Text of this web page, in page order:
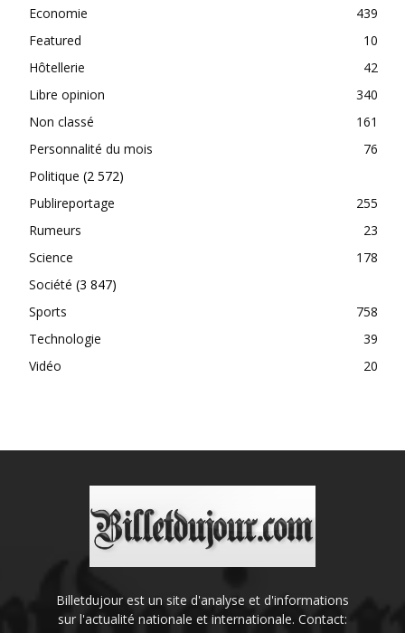
Economie
439
Featured
10
Hôtellerie
42
Libre opinion
340
Non classé
161
Personnalité du mois
76
Politique (2 572)
Publireportage
255
Rumeurs
23
Science
178
Société (3 847)
Sports
758
Technologie
39
Vidéo
20
Billetdujour est un site d'analyse et d'informations
sur l'actualité nationale et internationale. Contact: